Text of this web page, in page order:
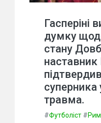
Гасперіні
думку
стану
суперника
травма.
#Футболіст #Рим